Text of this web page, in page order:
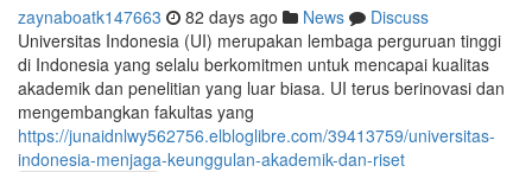
zaynaboatk147663 82 days ago News
Discuss
Universitas Indonesia (UI) merupakan lembaga perguruan tinggi
di Indonesia yang selalu berkomitmen untuk mencapai kualitas
akademik dan penelitian yang luar biasa. UI terus berinovasi dan
mengembangkan fakultas yang
https://junaidnlwy562756.elbloglibre.com/39413759/universitas-
indonesia-menjaga-keunggulan-akademik-dan-riset